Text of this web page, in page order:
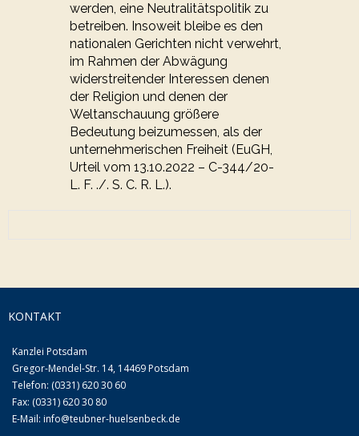
werden, eine Neutralitätspolitik zu
betreiben. Insoweit bleibe es den
nationalen Gerichten nicht verwehrt,
im Rahmen der Abwägung
widerstreitender Interessen denen
der Religion und denen der
Weltanschauung größere
Bedeutung beizumessen, als der
unternehmerischen Freiheit (EuGH,
Urteil vom 13.10.2022 – C-344/20-
L. F. ./. S. C. R. L.).
KONTAKT
Kanzlei Potsdam
Gregor-Mendel-Str. 14, 14469 Potsdam
Telefon: (0331) 620 30 60
Fax: (0331) 620 30 80
E-Mail: info@teubner-huelsenbeck.de